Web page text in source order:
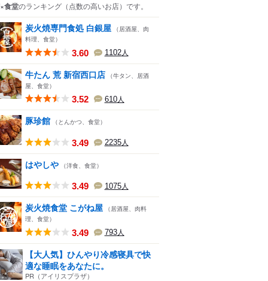
食堂のランキング （点数の高いお店） です。
炭火焼専門食処 白銀屋 （居酒屋、肉
料理、食堂）
3.60 1102人
牛たん 荒 新宿西口店 （牛タン、居酒
屋、食堂）
3.52 610人
豚珍館 （とんかつ、食堂）
3.49 2235人
はやしや （洋食、食堂）
3.49 1075人
炭火焼食堂 こがね屋 （居酒屋、肉料
理、食堂）
3.49 793人
【大人気】ひんやり冷感寝具で快
適な睡眠をあなたに。
PR（アイリスプラザ）